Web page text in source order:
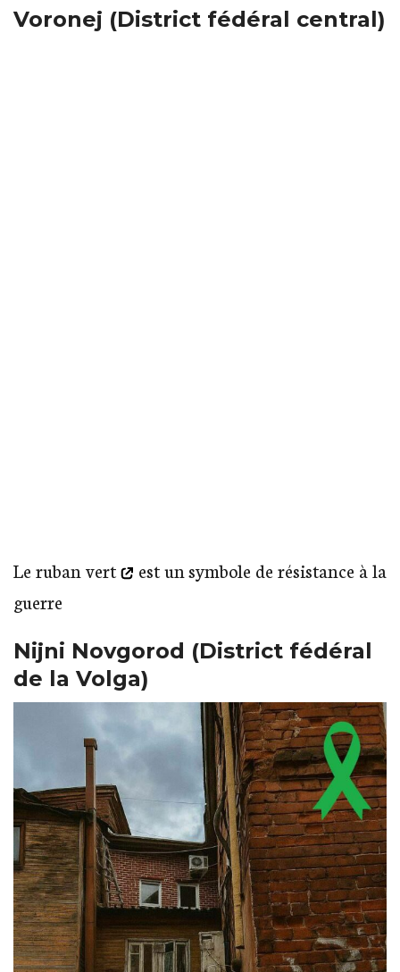
Voronej (District fédéral central)
Leruban vert
est un symbole de résistance à la
guerre
Nijni Novgorod (District fédéral
de la Volga)